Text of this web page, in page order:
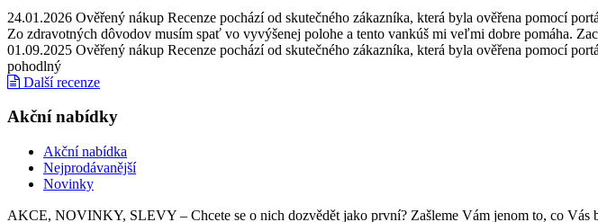
24.01.2026 Ověřený nákup Recenze pochází od skutečného zákazníka, která byla ověřena pomocí
Zo zdravotných dôvodov musím spať vo vyvýšenej polohe a tento vankúš mi veľmi dobre pomáha.
01.09.2025 Ověřený nákup Recenze pochází od skutečného zákazníka, která byla ověřena pomocí
pohodlný
Další recenze
Akční nabídky
Akční nabídka
Nejprodávanější
Novinky
AKCE, NOVINKY, SLEVY – Chcete se o nich dozvědět jako první? Zašleme Vám jenom to, co Vás